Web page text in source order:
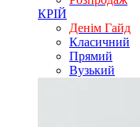
КРІЙ
Денім Гайд
Класичний
Прямий
Вузький